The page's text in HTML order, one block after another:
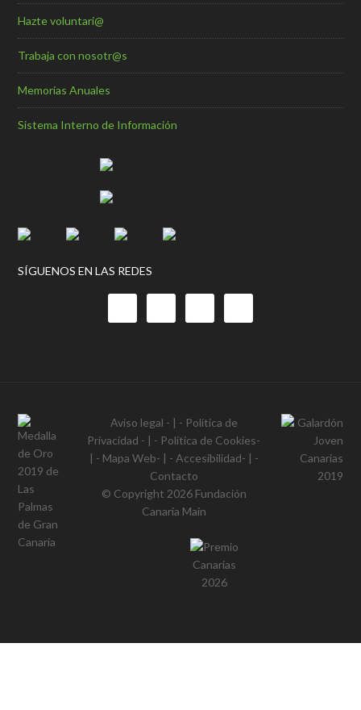
Hazte voluntari@
Trabaja con nosotr@s
Memorias Anuales
Sistema Interno de Información
SÍGUENOS EN LAS REDES
Aviso legal - | - Política de
Privacidad - | - Política de Cookies-
| - Mapa Web- | - Accesibilidad- | -
Contacto
© Copyright 2026 Fundación
Canaria Main